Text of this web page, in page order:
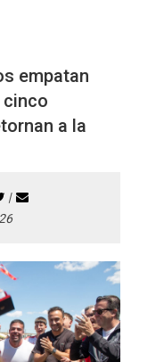
empatan
cinco
a la
|